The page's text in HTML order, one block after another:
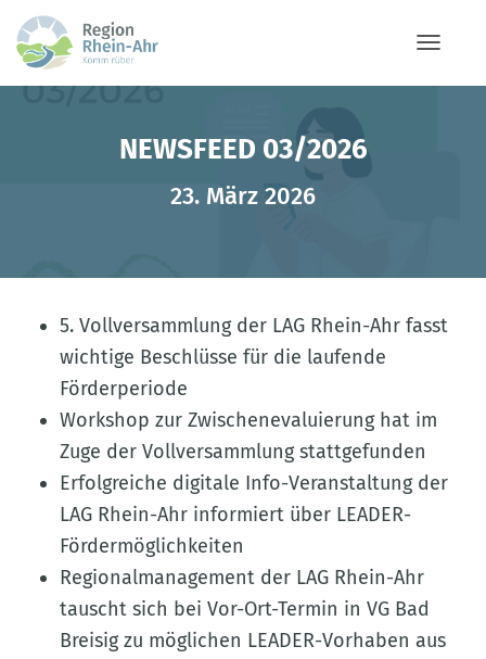
NEWSFEED 03/2026
23. März 2026
5. Vollversammlung der LAG Rhein-Ahr fasst
wichtige Beschlüsse für die laufende
Förderperiode
Workshop zur Zwischenevaluierung hat im
Zuge der Vollversammlung stattgefunden
Erfolgreiche digitale Info-Veranstaltung der
LAG Rhein-Ahr informiert über LEADER-
Fördermöglichkeiten
Regionalmanagement der LAG Rhein-Ahr
tauscht sich bei Vor-Ort-Termin in VG Bad
Breisig zu möglichen LEADER-Vorhaben aus